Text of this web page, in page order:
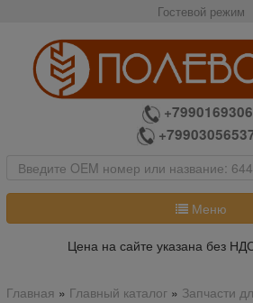
Гостевой режим
Меню
Цена на сайте указана без
Главная » Главный каталог» Запчасти